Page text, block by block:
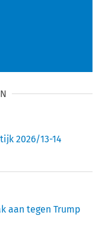
2026/13-14
aan tegen Trump